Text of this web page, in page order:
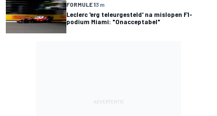
FORMULE 13 m
Leclerc 'erg teleurgesteld' na mislopen F1-
podium Miami: "Onacceptabel"